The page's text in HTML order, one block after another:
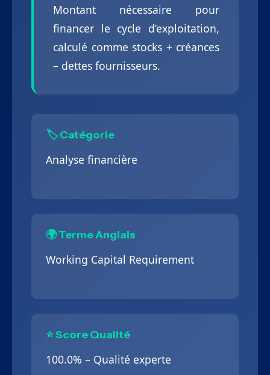
Montant nécessaire pour
financer le cycle d’exploitation,
calculé comme stocks + créances
– dettes fournisseurs.
🏷️ Catégorie
Analyse financière
🌍 Terme Anglais
Working Capital Requirement
⭐ Score Qualité
100.0% – Qualité experte